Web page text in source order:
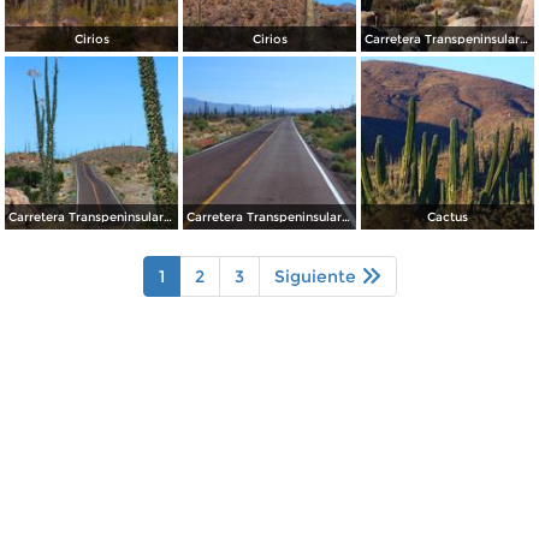
Cirios Cirios Carretera Transpeninsular (México - 1)
Carretera Transpeninsular (México - 1) Carretera Transpeninsular (México - 1) Cactus
1 2 3 Siguiente